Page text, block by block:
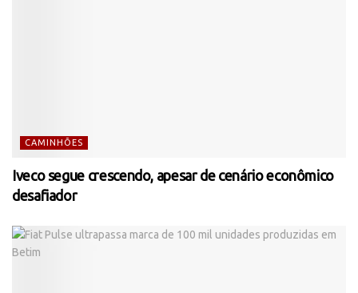
CAMINHÕES
Iveco segue crescendo, apesar de cenário econômico
desafiador